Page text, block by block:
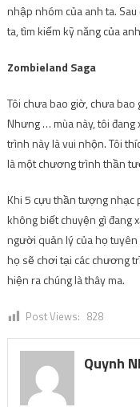
nhập nhóm của anh ta.
ta, tìm kiếm kỹ năng của
Zombieland Saga
Tôi chưa bao giờ, chưa
Nhưng … mùa này, tôi
trình này là vui nhộn. Tôi
là một chương trình thần
Khi 5 cựu thần tượng nhạc
không biết chuyện gì đang
người quản lý của họ
họ sẽ chơi tại các chương
hiện ra chúng là thây ma.
Post Views: 828
Quynh